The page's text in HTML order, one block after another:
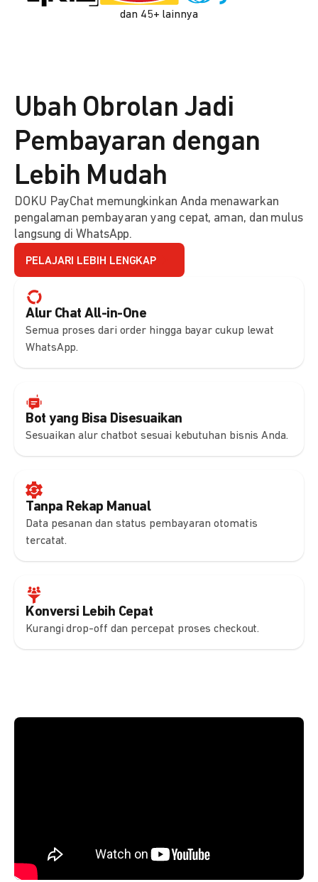
dan 45+ lainnya
Alur Chat All-in-One
Semua proses dari order hingga bayar cukup lewat
WhatsApp.
Bot yang Bisa Disesuaikan
Sesuaikan alur chatbot sesuai kebutuhan bisnis Anda.
Tanpa Rekap Manual
Data pesanan dan status pembayaran otomatis
tercatat.
Konversi Lebih Cepat
Kurangi drop-off dan percepat proses checkout.
Ubah Obrolan Jadi
Pembayaran dengan
Lebih Mudah
DOKU PayChat memungkinkan Anda menawarkan
pengalaman pembayaran yang cepat, aman, dan mulus
langsung di WhatsApp.
PELAJARI LEBIH LENGKAP